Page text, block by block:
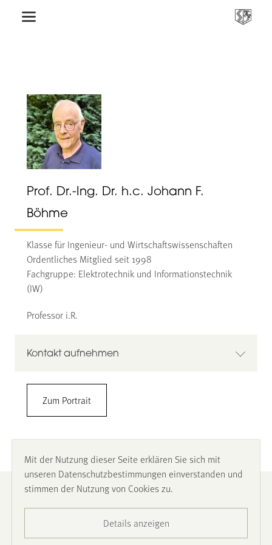
Prof. Dr.-Ing. Dr. h.c. Johann F.
Böhme
Klasse für Ingenieur- und Wirtschaftswissenschaften
Ordentliches Mitglied seit 1998
Fachgruppe: Elektrotechnik und Informationstechnik
(IW)
Professor i.R.
Kontakt aufnehmen
Ruhr-Universität Bochum
Fakultät für Elektrotechnik und Informationstechnik
ID 1/145
0234 3228996
johann.boehme@rub.de
www.sth.rub.de
Zum Portrait
Impressum
Mit der Nutzung dieser Seite erklären Sie sich mit
unseren Datenschutzbestimmungen einverstanden und
stimmen der Nutzung von Cookies zu.
Details anzeigen